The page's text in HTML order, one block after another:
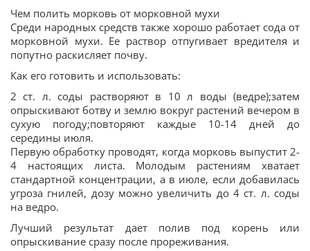
Чем полить морковь от морковной мухи
Среди народных средств также хорошо работает сода от
морковной мухи. Ее раствор отпугивает вредителя и
попутно раскисляет почву.
Как его готовить и использовать:
2 ст. л. соды растворяют в 10 л воды (ведре);затем
опрыскивают ботву и землю вокруг растений вечером в
сухую погоду;повторяют каждые 10-14 дней до
середины июля.
Первую обработку проводят, когда морковь выпустит 2-
4 настоящих листа. Молодым растениям хватает
стандартной концентрации, а в июле, если добавилась
угроза гнилей, дозу можно увеличить до 4 ст. л. соды
на ведро.
Лучший результат дает полив под корень или
опрыскивание сразу после прореживания.